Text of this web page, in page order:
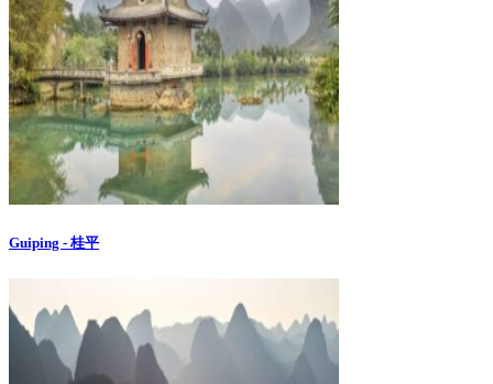
Guiping - 桂平